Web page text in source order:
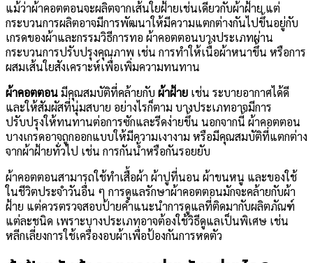
แม้ว่าผ้าคอตตอนจะผลิตจากเส้นใยฝ้ายเช่นเดียวกับผ้าฝ้าย แต่
กระบวนการผลิตอาจมีการพัฒนาให้มีความแตกต่างกันไปขึ้นอยู่กับ
เกรดของผ้าและกรรมวิธีการทอ ผ้าคอตตอนบางประเภทผ่าน
กระบวนการปรับปรุงคุณภาพ เช่น การทำให้เนื้อผ้าหนาขึ้น หรือการ
ผสมเส้นใยสังเคราะห์เพื่อเพิ่มความทนทาน
ผ้าคอตตอนมีคุณสมบัติที่คล้ายกับ ผ้าฝ้าย เช่น ระบายอากาศได้ดี
และให้สัมผัสที่นุ่มสบาย อย่างไรก็ตาม บางประเภทอาจมีการ
ปรับปรุงให้ทนทานต่อการซักและรีดง่ายขึ้น นอกจากนี้ ผ้าคอตตอน
บางเกรดอาจถูกออกแบบให้มีความเงางาม หรือมีคุณสมบัติที่แตกต่าง
จากผ้าฝ้ายทั่วไป เช่น การกันน้ำหรือกันรอยยับ
ผ้าคอตตอนสามารถใช้ทำเสื้อผ้า ผ้าปูที่นอน ผ้าขนหนู และของใช้
ในชีวิตประจำวันอื่น ๆ การดูแลรักษาผ้าคอตตอนมักจะคล้ายกับผ้า
ฝ้าย แต่ควรตรวจสอบป้ายคำแนะนำการดูแลที่ติดมากับผลิตภัณฑ์
แต่ละชนิด เพราะบางประเภทอาจต้องใช้วิธีดูแลเป็นพิเศษ เช่น
หลีกเลี่ยงการใช้เครื่องอบผ้าเพื่อป้องกันการหดตัว